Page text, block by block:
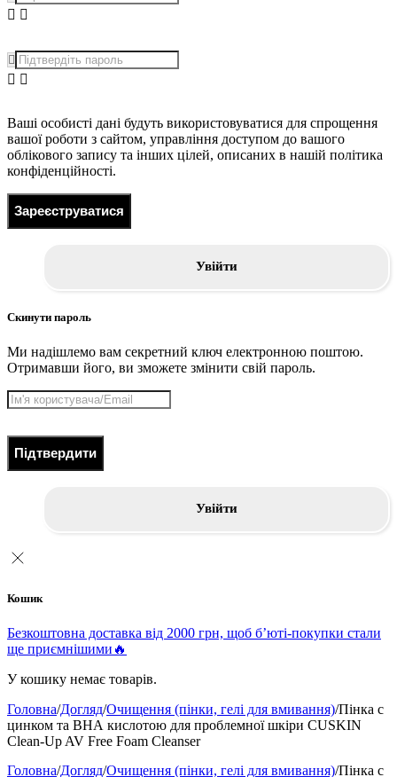
Ваші особисті дані будуть використовуватися для спрощення
вашої роботи з сайтом, управління доступом до вашого
облікового запису та інших цілей, описаних в нашій політика
конфіденційності.
Зареєструватися
Увійти
Скинути пароль
Ми надішлемо вам секретний ключ електронною поштою.
Отримавши його, ви зможете змінити свій пароль.
Підтвердити
Увійти
Кошик
Безкоштовна доставка від 2000 грн, щоб б’юті-покупки стали
ще приємнішими🔥
У кошику немає товарів.
Головна/Догляд/Очищення (пінки, гелі для вмивання)/Пінка с
цинком та ВНА кислотою для проблемної шкіри CUSKIN
Clean-Up AV Free Foam Cleanser
Головна/Догляд/Очищення (пінки, гелі для вмивання)/Пінка с